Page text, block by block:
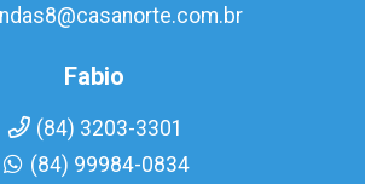
Fabio
(84) 3203-3301
(84) 99984-0834